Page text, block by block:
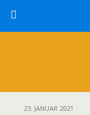
23. JANUAR 2021